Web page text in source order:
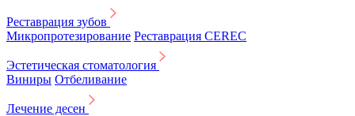
Реставрация зубов
Микропротезирование Реставрация CEREC
Эстетическая стоматология
Виниры Отбеливание
Лечение десен